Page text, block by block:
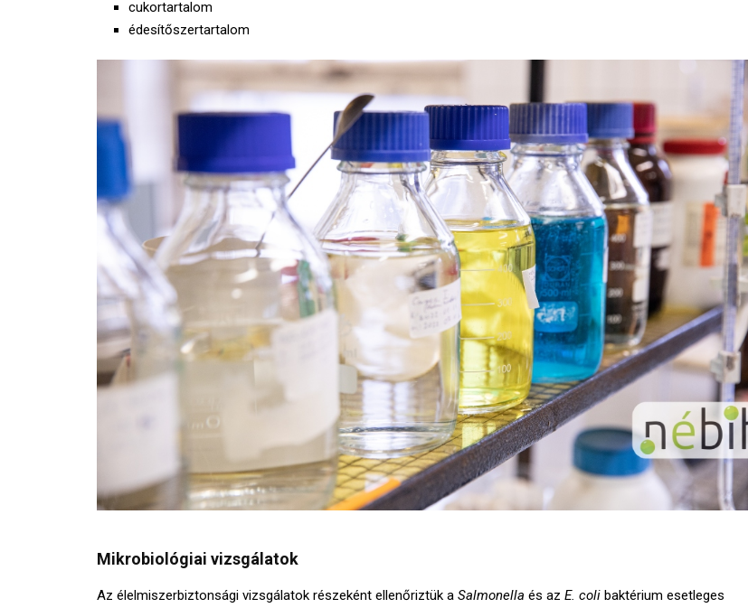
cukortartalom
édesítőszertartalom
Mikrobiológiai vizsgálatok
Az élelmiszerbiztonsági vizsgálatok részeként ellenőriztük a Salmonella és az E. coli baktérium esetleges